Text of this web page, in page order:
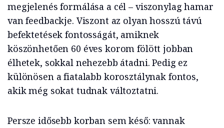
megjelenés formálása a cél – viszonylag hamar
van feedbackje. Viszont az olyan hosszú távú
befektetések fontosságát, amiknek
köszönhetően 60 éves korom fölött jobban
élhetek, sokkal nehezebb átadni. Pedig ez
különösen a fiatalabb korosztálynak fontos,
akik még sokat tudnak változtatni.
Persze idősebb korban sem késő: vannak